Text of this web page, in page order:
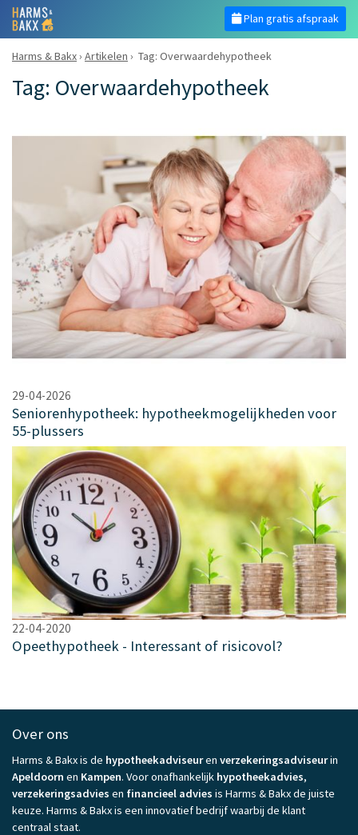
Plan gratis afspraak
Harms & Bakx› Artikelen › Tag: Overwaardehypotheek
Tag: Overwaardehypotheek
29-04-2026
Seniorenhypotheek: hypotheekmogelijkheden voor
55-plussers
22-04-2020
Opeethypotheek - Interessant of risicovol?
Over ons
Harms & Bakx is de hypotheekadviseuren verzekeringsadviseurin
Apeldoorn en Kampen. Voor onafhankelijk hypotheekadvies,
verzekeringsadvies en financieel advies is Harms & Bakx de juiste
keuze. Harms & Bakx is een innovatief bedrijf waarbij de klant
centraal staat.